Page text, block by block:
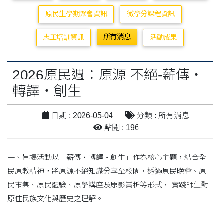
原民生學期聚會資訊 微學分課程資訊
志工培訓資訊 所有消息 活動成果
2026原民週：原源 不絕-薪傳‧
轉譯‧創生
日期 : 2026-05-04
分類 : 所有消息
點閱 : 196
一、旨揭活動以「薪傳‧轉譯‧創生」作為核心主題，結合全
民原教精神，將原源不絕知識分享至校園，透過原民晚會、原
民市集、原民體驗、原學講座及原影賞析等形式， 實踐師生對
原住民族文化與歷史之理解。